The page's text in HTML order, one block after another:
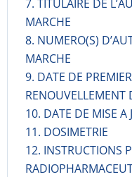
7. TITULAIRE DE
MARCHE
8. NUMERO(S)
MARCHE
9. DATE DE
RENOUVELLEMENT
10. DATE DE MISE A
11. DOSIMETRIE
12. INSTRUCTIONS